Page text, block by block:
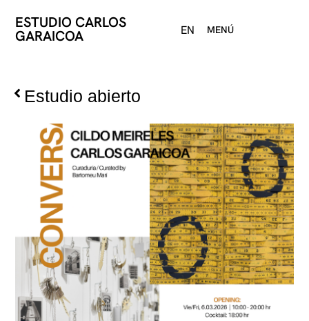
ESTUDIO CARLOS
GARAICOA EN MENÚ
Estudio abierto